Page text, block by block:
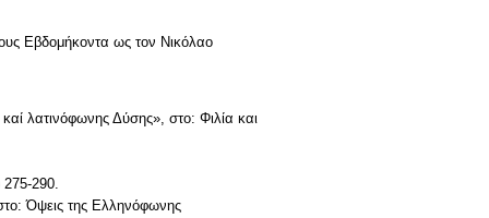
Εβδομήκοντα ως τον Νικόλαο
λατινόφωνης Δύσης», στο: Φιλία και
275-290.
Όψεις της Ελληνόφωνης